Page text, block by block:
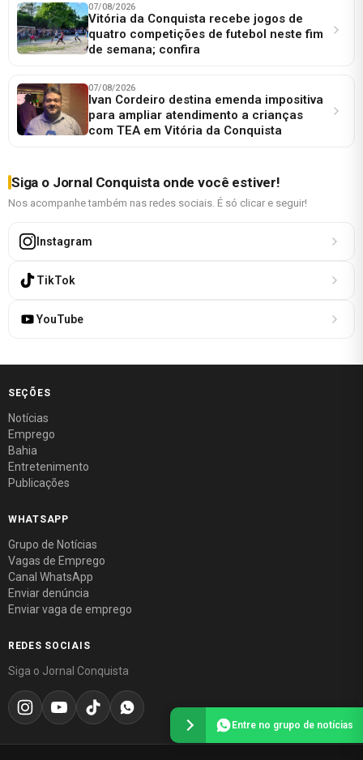
07/08/2026
Vitória da Conquista recebe jogos de
quatro competições de futebol neste fim
de semana; confira
07/08/2026
Ivan Cordeiro destina emenda impositiva
para ampliar atendimento a crianças
com TEA em Vitória da Conquista
Siga o Jornal Conquista onde você estiver!
Nos acompanhe também nas redes sociais. É só clicar e seguir!
Instagram
TikTok
YouTube
SEÇÕES
Notícias
Emprego
Bahia
Entretenimento
Publicações
WHATSAPP
Grupo de Notícias
Vagas de Emprego
Canal WhatsApp
Enviar denúncia
Enviar vaga de emprego
REDES SOCIAIS
Siga o Jornal Conquista
Entre no grupo de notícias